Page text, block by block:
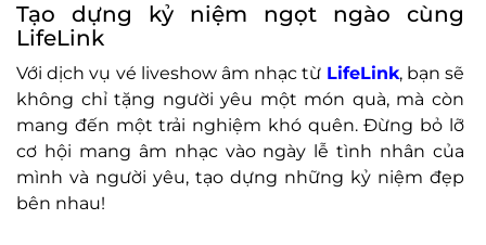
Tạo dựng kỷ niệm ngọt ngào cùng
LifeLink
Với dịch vụ vé liveshow âm nhạc từ LifeLink, bạn sẽ
không chỉ tặng người yêu một món quà, mà còn
mang đến một trải nghiệm khó quên. Đừng bỏ lỡ
cơ hội mang âm nhạc vào ngày lễ tình nhân của
mình và người yêu, tạo dựng những kỷ niệm đẹp
bên nhau!